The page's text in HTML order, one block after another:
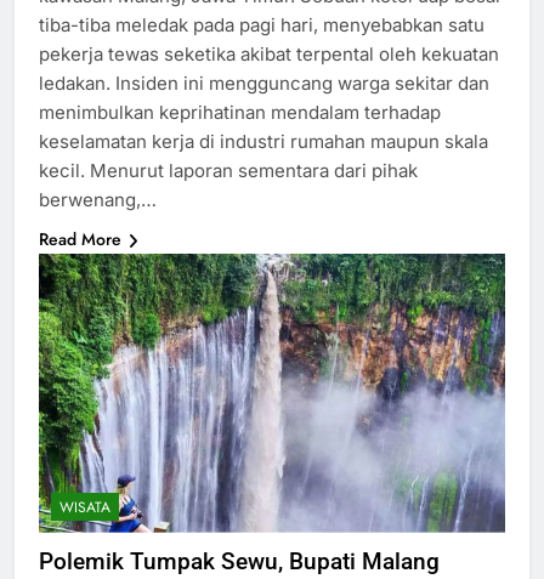
tiba-tiba meledak pada pagi hari, menyebabkan satu
pekerja tewas seketika akibat terpental oleh kekuatan
ledakan. Insiden ini mengguncang warga sekitar dan
menimbulkan keprihatinan mendalam terhadap
keselamatan kerja di industri rumahan maupun skala
kecil. Menurut laporan sementara dari pihak
berwenang,…
Read More
WISATA
Polemik Tumpak Sewu, Bupati Malang